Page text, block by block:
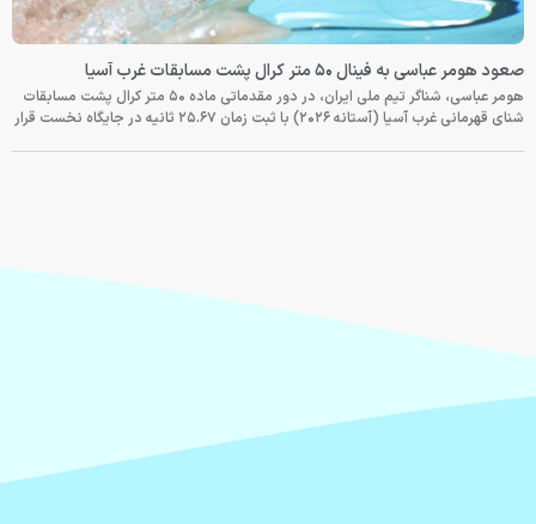
صعود هومر عباسی به فینال ۵۰ متر کرال پشت مسابقات غرب آسیا
هومر عباسی، شناگر تیم ملی ایران، در دور مقدماتی ماده ۵۰ متر کرال پشت مسابقات
شنای قهرمانی غرب آسیا (آستانه ۲۰۲۶) با ثبت زمان ۲۵.۶۷ ثانیه در جایگاه نخست قرار